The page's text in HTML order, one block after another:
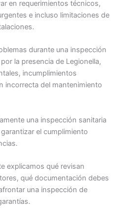
en requerimientos técnicos,
e incluso limitaciones de
durante una inspección
la presencia de Legionella,
incumplimientos
incorrecta del mantenimiento
una inspección sanitaria
el cumplimiento
explicamos qué revisan
qué documentación debes
una inspección de